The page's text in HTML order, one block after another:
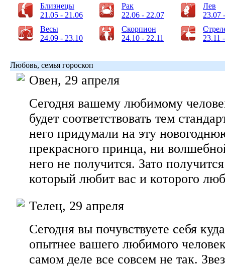
Близнецы
21.05 - 21.06
Рак
22.06 - 22.07
Лев
23.07
Весы
24.09 - 23.10
Скорпион
24.10 - 22.11
23.11
Любовь, семья гороскоп
Овен, 29 апреля
Сегодня вашему любимому
будет соответствовать тем
него придумали на эту
прекрасного принца, ни
него не получится. Зато
который любит вас и которого
Телец, 29 апреля
Сегодня вы почувствуете себя
опытнее вашего любимого
самом деле все совсем не так.